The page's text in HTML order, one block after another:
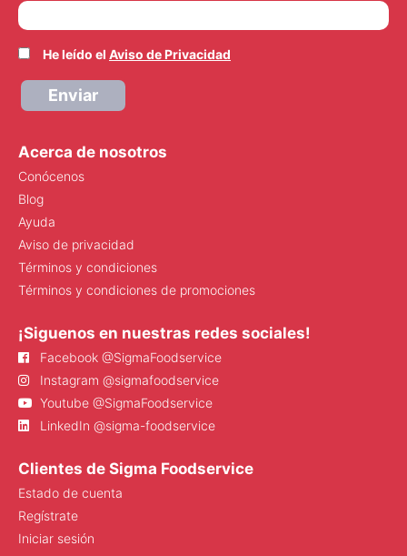
He leído el Aviso de Privacidad
Enviar
Acerca de nosotros
Conócenos
Blog
Ayuda
Aviso de privacidad
Términos y condiciones
Términos y condiciones de promociones
¡Siguenos en nuestras redes sociales!
Facebook @SigmaFoodservice
Instagram @sigmafoodservice
Youtube @SigmaFoodservice
LinkedIn @sigma-foodservice
Clientes de Sigma Foodservice
Estado de cuenta
Regístrate
Iniciar sesión